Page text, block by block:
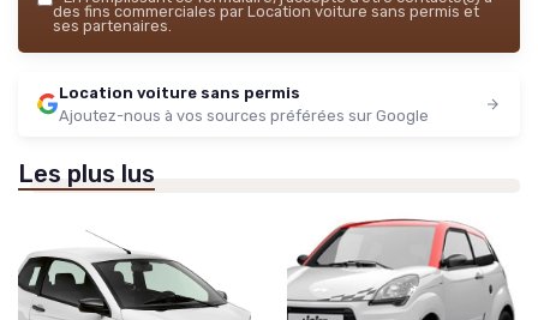
des fins commerciales par Location voiture sans permis et
ses partenaires.
Location voiture sans permis
Ajoutez-nous à vos sources préférées sur Google
Les plus lus